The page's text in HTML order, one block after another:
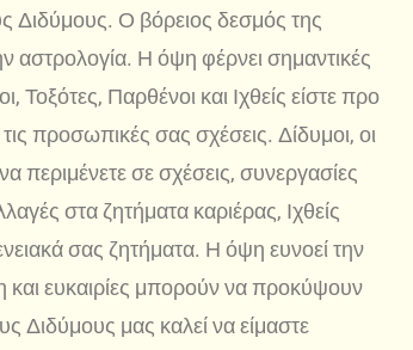
Διδύμους. Ο βόρειος δεσμός της
αστρολογία. Η όψη φέρνει σημαντικές
Τοξότες, Παρθένοι και Ιχθείς είστε προ
προσωπικές σας σχέσεις. Δίδυμοι, οι
περιμένετε σε σχέσεις, συνεργασίες
στα ζητήματα καριέρας, Ιχθείς
σας ζητήματα. Η όψη ευνοεί την
και ευκαιρίες μπορούν να προκύψουν
Διδύμους μας καλεί να είμαστε